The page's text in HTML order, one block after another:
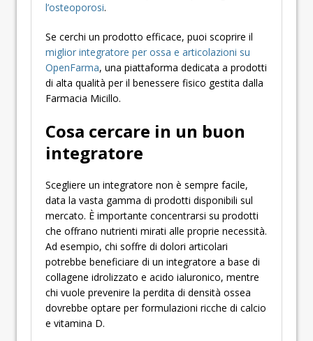
l’osteoporosi.
Se cerchi un prodotto efficace, puoi scoprire il
miglior integratore per ossa e articolazioni su
OpenFarma, una piattaforma dedicata a prodotti
di alta qualità per il benessere fisico gestita dalla
Farmacia Micillo.
Cosa cercare in un buon
integratore
Scegliere un integratore non è sempre facile,
data la vasta gamma di prodotti disponibili sul
mercato. È importante concentrarsi su prodotti
che offrano nutrienti mirati alle proprie necessità.
Ad esempio, chi soffre di dolori articolari
potrebbe beneficiare di un integratore a base di
collagene idrolizzato e acido ialuronico, mentre
chi vuole prevenire la perdita di densità ossea
dovrebbe optare per formulazioni ricche di calcio
e vitamina D.